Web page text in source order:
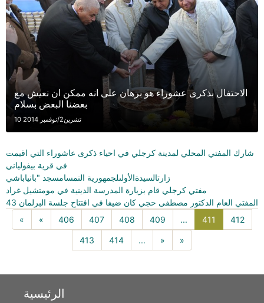
الاحتفال بذكرى عشوراء هو برهان على انه ممكن ان نعيش مع
بعضنا البعض بسلام
10 تشرين2/نوفمبر 2014
شارك المفتي المحلي لمدينة كرجلي في احياء ذكرى عاشوراء التي اقيمت
في قرية بيفولياني
زارتالسيدةالأولىلجمهورية النمسامسجد "بانياباشي
مفتي كرجلي قام بزيارة المدرسة الدينية في مومتشيل غراد
المفتي العام الدكتور مصطفى حجي كان ضيفا في افتتاح جلسة البرلمان 43
«
« 406 407 408 409 ... 411 411(current)
412
413 414 ... » »
الرئيسية